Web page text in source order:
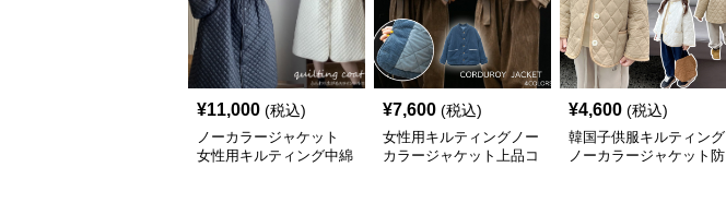
¥11,000 (税込)
ノーカラージャケット
女性用キルティング中綿
¥7,600 (税込)
女性用キルティングノー
カラージャケット上品コ
¥4,600 (税込)
韓国子供服キルティング
ノーカラージャケット防